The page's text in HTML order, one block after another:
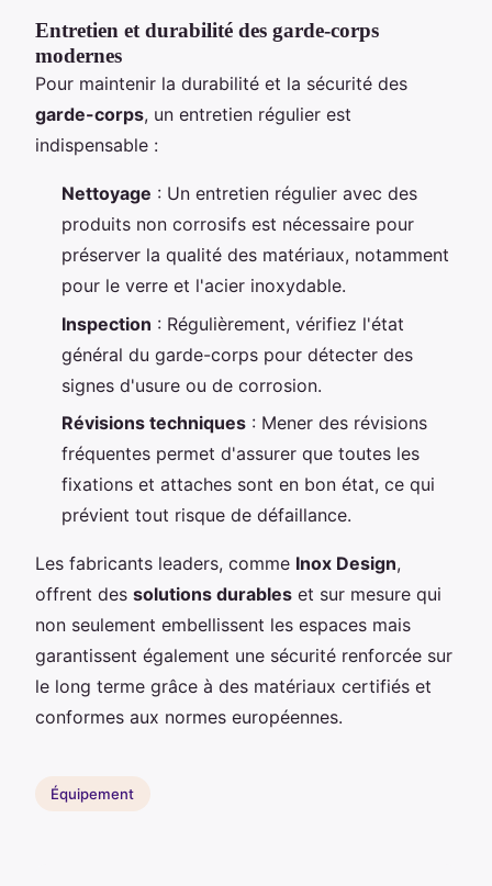
Entretien et durabilité des garde-corps
modernes
Pour maintenir la durabilité et la sécurité des
garde-corps, un entretien régulier est
indispensable :
Nettoyage : Un entretien régulier avec des
produits non corrosifs est nécessaire pour
préserver la qualité des matériaux, notamment
pour le verre et l'acier inoxydable.
Inspection : Régulièrement, vérifiez l'état
général du garde-corps pour détecter des
signes d'usure ou de corrosion.
Révisions techniques : Mener des révisions
fréquentes permet d'assurer que toutes les
fixations et attaches sont en bon état, ce qui
prévient tout risque de défaillance.
Les fabricants leaders, comme Inox Design,
offrent des solutions durables et sur mesure qui
non seulement embellissent les espaces mais
garantissent également une sécurité renforcée sur
le long terme grâce à des matériaux certifiés et
conformes aux normes européennes.
Équipement